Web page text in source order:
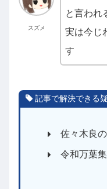
スズメ
と言われ
実は今じ
す
記事で解決できる
佐々木良の
令和万葉